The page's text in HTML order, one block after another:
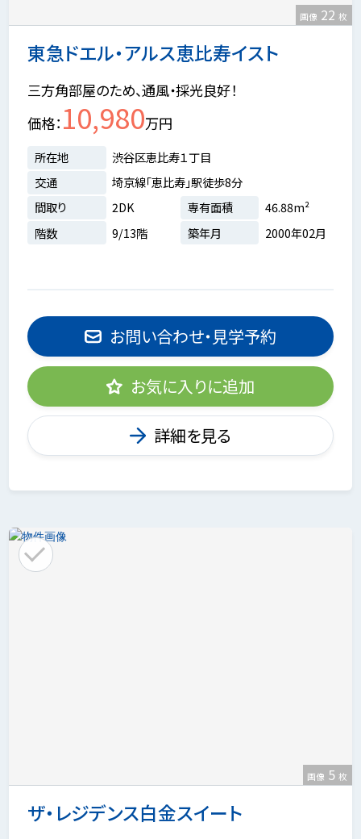
東急ドエル・アルス恵比寿イスト
画像 22 枚
三方角部屋のため、通風・採光良好！
価格 10,980万円
所在地
渋谷区恵比寿１丁目
交通
埼京線「恵比寿」駅徒歩8分
間取り
2DK 専有面積
46.88m²
階数
9/13階 築年月 2000年02月
お問い合わせ・見学予約
お気に入りに追加
詳細を見る
ザ・レジデンス白金スイート
画像 5 枚